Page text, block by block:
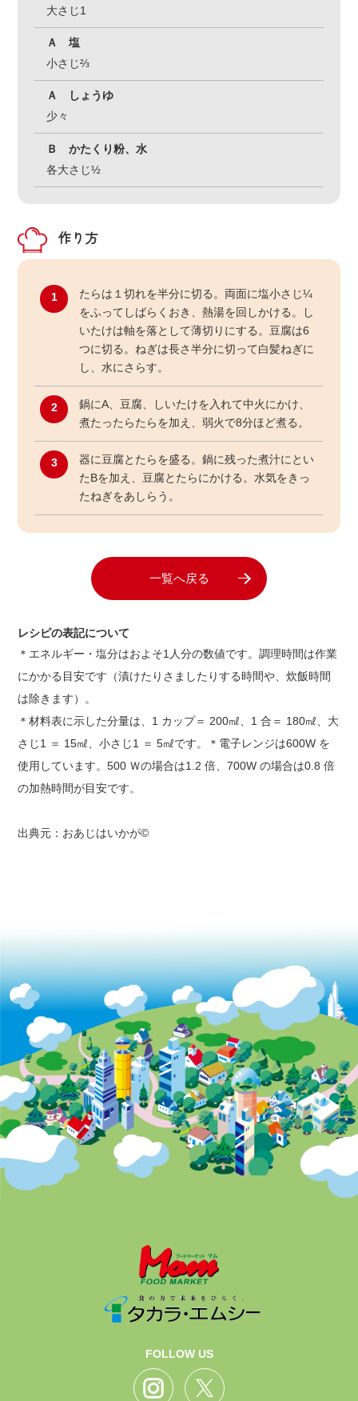
大さじ1
Ａ 塩
小さじ⅔
Ａ しょうゆ
少々
Ｂ かたくり粉、水
各大さじ½
作り方
1
たらは１切れを半分に切る。両面に塩小さじ¼
をふってしばらくおき、熱湯を回しかける。し
いたけは軸を落として薄切りにする。豆腐は6
つに切る。ねぎは長さ半分に切って白髪ねぎに
し、水にさらす。
2
鍋にA、豆腐、しいたけを入れて中火にかけ、
煮たったらたらを加え、弱火で8分ほど煮る。
3
器に豆腐とたらを盛る。鍋に残った煮汁にとい
たBを加え、豆腐とたらにかける。水気をきっ
たねぎをあしらう。
一覧へ戻る
レシピの表記について
＊エネルギー・塩分はおよそ1人分の数値です。調理時間は作業
にかかる目安です（漬けたりさましたりする時間や、炊飯時間
は除きます）。
＊材料表に示した分量は、1 カップ＝ 200㎖、1 合＝ 180㎖、大
さじ1 ＝ 15㎖、小さじ1 ＝ 5㎖です。＊電子レンジは600W を
使用しています。500 Ｗの場合は1.2 倍、700W の場合は0.8 倍
の加熱時間が目安です。
出典元：おあじはいかが©
FOLLOW US